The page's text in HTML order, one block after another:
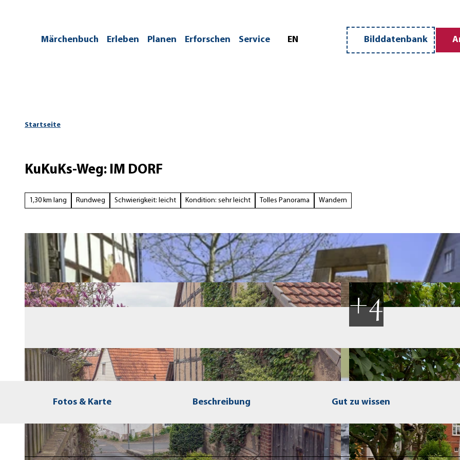
Märchenbuch Erleben Planen Erforschen Service EN
Merkzettel
Suche
Bilddatenbank
Startseite
KuKuKs-Weg: IM DORF
1,30 km lang Rundweg Schwierigkeit: leicht Kondition: sehr leicht Tolles Panorama Wandern
Fotos & Karte Beschreibung Gut zu wissen